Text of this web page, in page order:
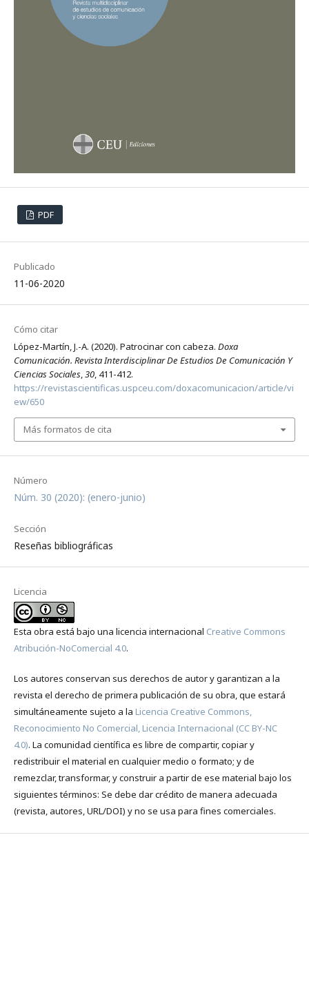
PDF
Publicado
11-06-2020
Número
Núm. 30 (2020): (enero-junio)
Sección
Reseñas bibliográficas
Licencia
Esta obra está bajo una licencia internacional Creative Commons
Atribución-NoComercial 4.0.
Los autores conservan sus derechos de autor y garantizan a la
revista el derecho de primera publicación de su obra, que estará
simultáneamente sujeto a la Licencia Creative Commons,
Reconocimiento No Comercial, Licencia Internacional (CC BY-NC
4.0). La comunidad científica es libre de compartir, copiar y
redistribuir el material en cualquier medio o formato; y de
remezclar, transformar, y construir a partir de ese material bajo los
siguientes términos: Se debe dar crédito de manera adecuada
(revista, autores, URL/DOI) y no se usa para fines comerciales.
Cómo citar
López-Martín, J.-A. (2020). Patrocinar con cabeza. Doxa
Comunicación. Revista Interdisciplinar De Estudios De Comunicación Y
Ciencias Sociales,30, 411-412.
https://revistascientificas.uspceu.com/doxacomunicacion/article/vi
ew/650
Más formatos de cita